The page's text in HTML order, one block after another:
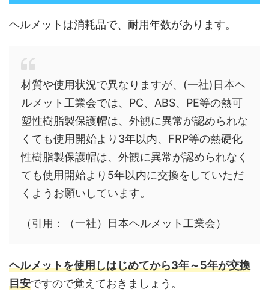
ヘルメットは消耗品で、耐用年数があります。
材質や使用状況で異なりますが、(一社)日本ヘ
ルメット工業会では、PC、ABS、PE等の熱可
塑性樹脂製保護帽は、外観に異常が認められな
くても使用開始より3年以内、FRP等の熱硬化
性樹脂製保護帽は、外観に異常が認められなく
ても使用開始より5年以内に交換をしていただ
くようお願いしています。
（引用：（一社）日本ヘルメット工業会）
ヘルメットを使用しはじめてから3年～5年が交換
目安ですので覚えておきましょう。